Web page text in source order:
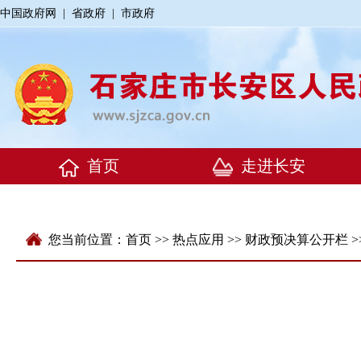
中国政府网 省政府 市政府
您当前位置： 首页 >> 热点应用 >> 财政预决算公开栏